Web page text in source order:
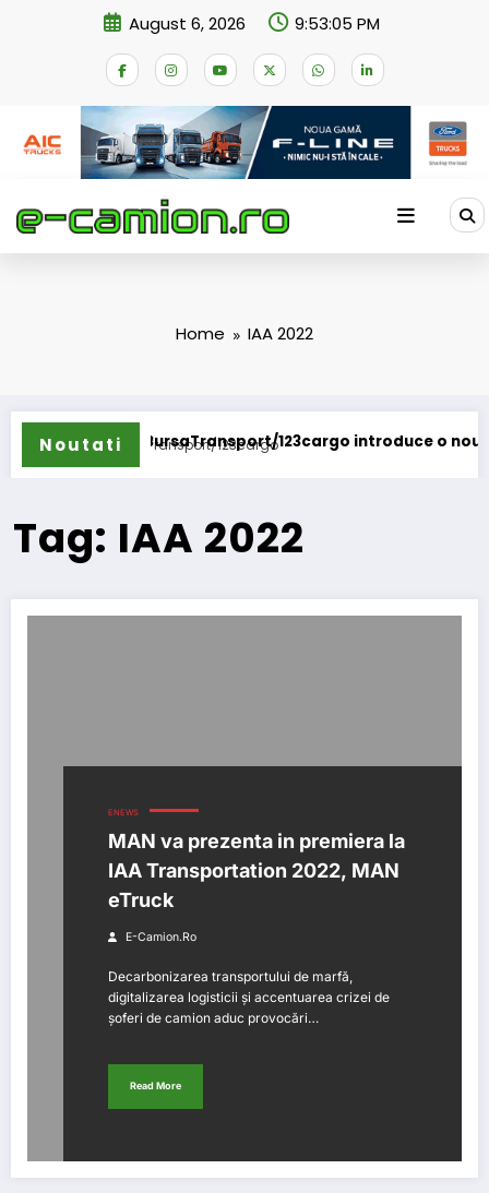
August 6, 2026 9:53:05 PM
Home IAA 2022
Noutati
BursaTransport/123cargo introduce o nouă
Tag: IAA 2022
ENEWS
MAN va prezenta in premiera la
IAA Transportation 2022, MAN
eTruck
E-Camion.ro
Decarbonizarea transportului de marfă,
digitalizarea logisticii și accentuarea crizei de
șoferi de camion aduc provocări…
Read More